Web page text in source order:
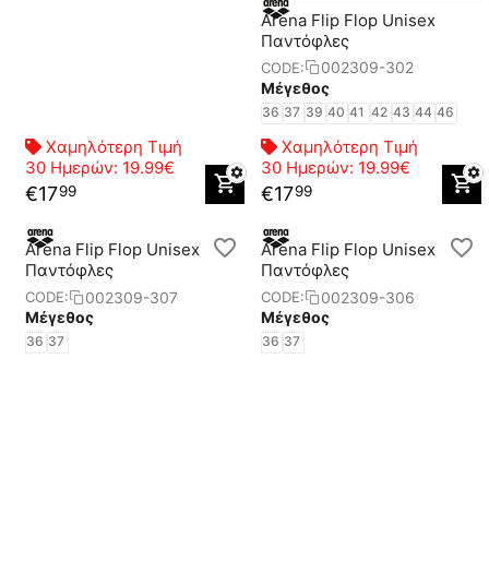
Χαμηλότερη Τιμή
30 Ημερών: 19.99€
€1799
Arena Flip Flop Unisex
Παντόφλες
CODE:
002309-302
Μέγεθος
36 37 39 40 41 42 43 44 46
Χαμηλότερη Τιμή
30 Ημερών: 19.99€
€1799
Arena Flip Flop Unisex
Παντόφλες
CODE:
002309-307
Μέγεθος
36 37
Arena Flip Flop Unisex
Παντόφλες
CODE:
002309-306
Μέγεθος
36 37